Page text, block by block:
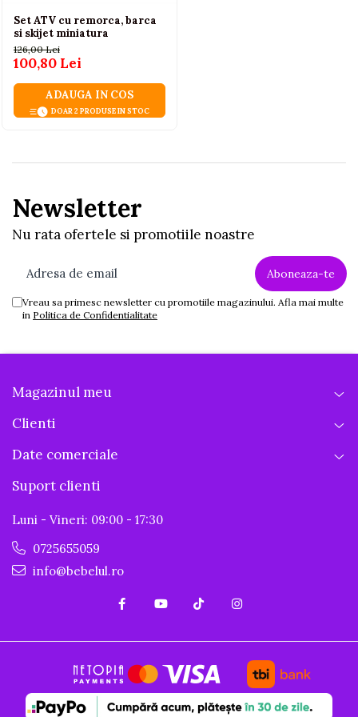
Set ATV cu remorca, barca
si skijet miniatura
126,00 Lei
100,80 Lei
ADAUGA IN COS
DOAR 2 PRODUSE IN STOC
Newsletter
Nu rata ofertele si promotiile noastre
Vreau sa primesc newsletter cu promotiile magazinului. Afla mai multe
in Politica de Confidentialitate
Magazinul meu
Clienti
Date comerciale
Suport clienti
Luni - Vineri: 09:00 - 17:30
0725655059
info@bebelul.ro